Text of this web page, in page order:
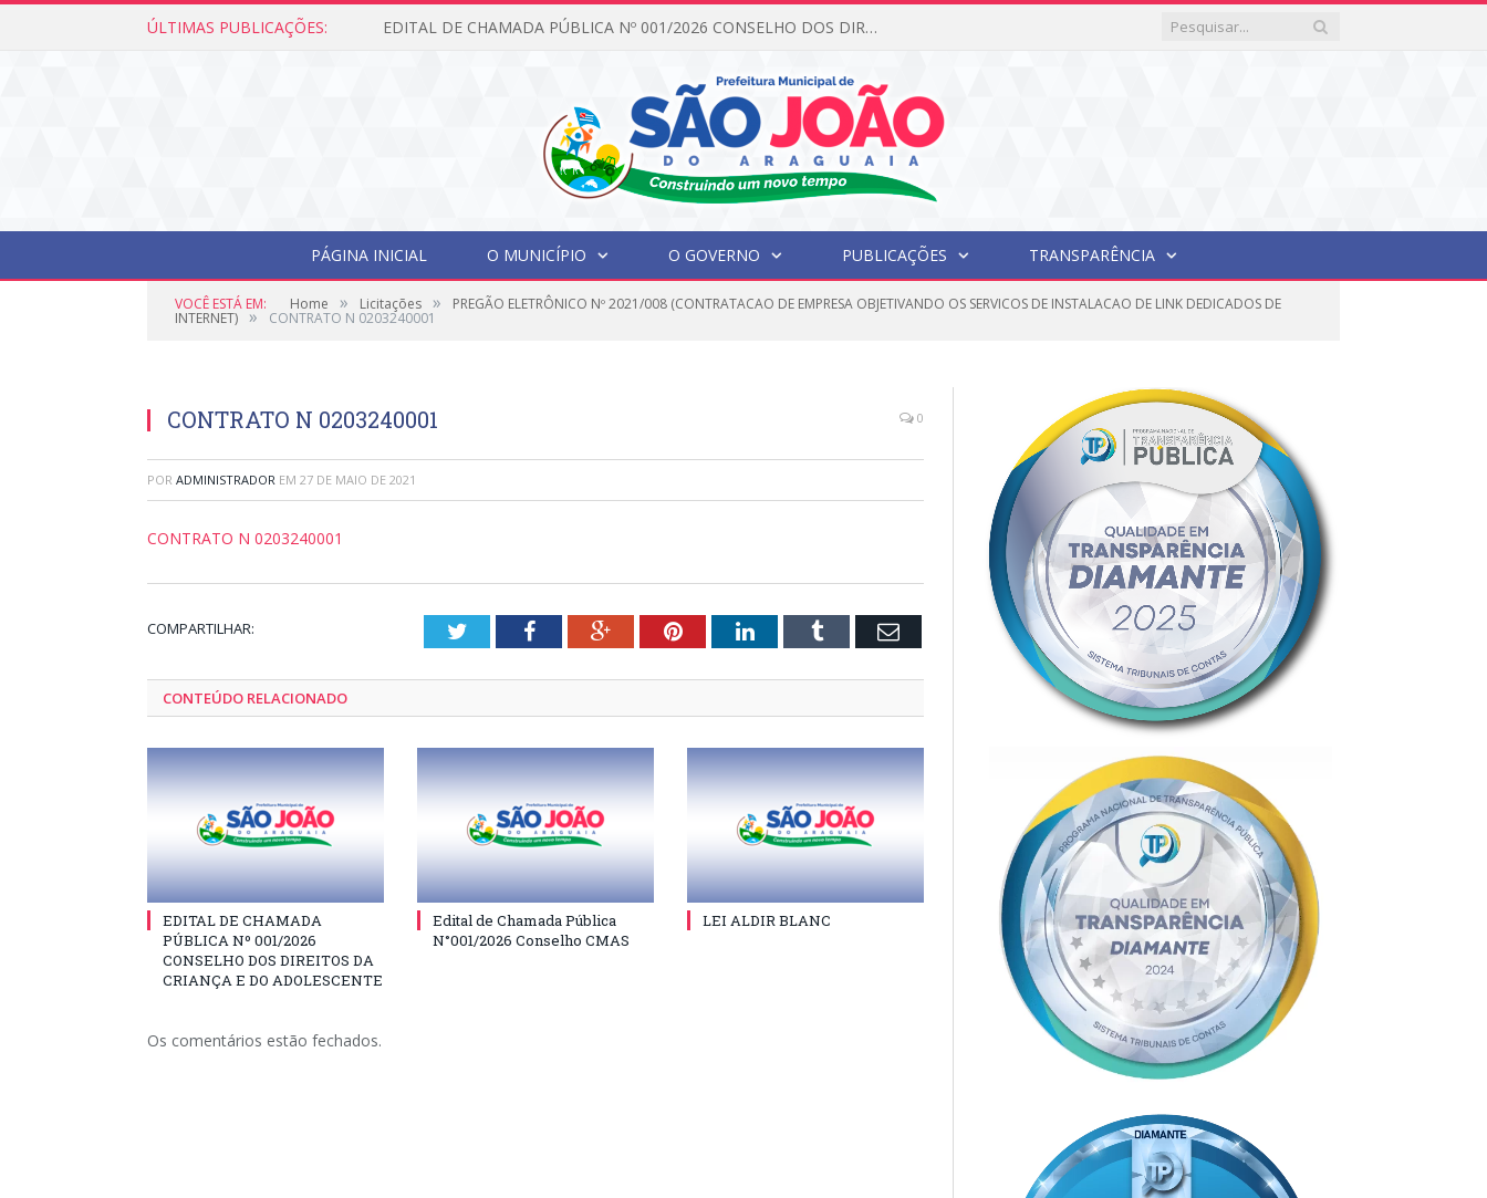
ÚLTIMAS PUBLICAÇÕES: EDITAL DE CHAMADA PÚBLICA Nº 001/2026 CONSELHO DOS DIREITOS DA CRIANÇA E DO ADOLESCENTE
PÁGINA INICIAL O MUNICÍPIO O GOVERNO PUBLICAÇÕES TRANSPARÊNCIA
VOCÊ ESTÁ EM: Home » Licitações » PREGÃO ELETRÔNICO Nº 2021/008 (CONTRATACAO DE EMPRESA OBJETIVANDO OS SERVICOS DE INSTALACAO DE LINK DEDICADOS DE
INTERNET) » CONTRATO N 0203240001
CONTRATO N 0203240001 0
POR ADMINISTRADOR EM 27 DE MAIO DE 2021
CONTRATO N 0203240001
COMPARTILHAR: TwitterFacebookGoogle+PinterestLinkedInTumblr Email
CONTEÚDO RELACIONADO
EDITAL DE CHAMADA
PÚBLICA Nº 001/2026
CONSELHO DOS DIREITOS DA
CRIANÇA E DO ADOLESCENTE
Edital de Chamada Pública
N°001/2026 Conselho CMAS
LEI ALDIR BLANC
Os comentários estão fechados.